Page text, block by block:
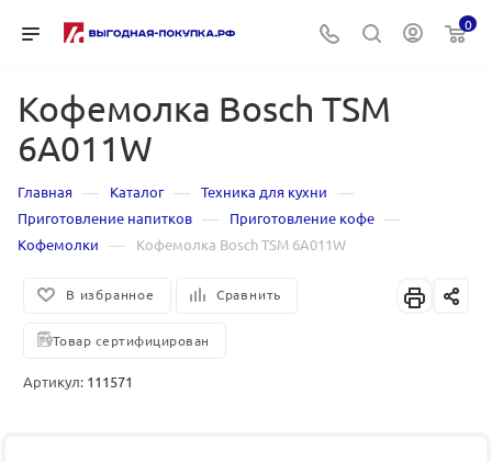
0
Кофемолка Bosch TSM
6A011W
Главная — Каталог — Техника для кухни —
Приготовление напитков — Приготовление кофе —
Кофемолки — Кофемолка Bosch TSM 6A011W
В избранное Сравнить
Товар сертифицирован
Артикул: 111571